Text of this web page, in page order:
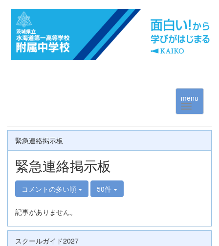
menu
緊急連絡掲示板
緊急連絡掲示板
コメントの多い順 50件
記事がありません。
スクールガイド2027